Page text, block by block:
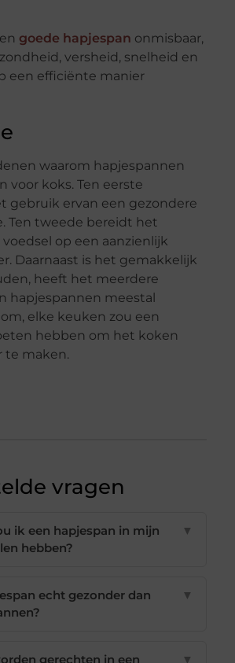
goede hapjespan onmisbaar,
versheid, snelheid en
een efficiënte manier
waarom hapjespannen
voor koks. Ten eerste
gebruik ervan een gezondere
Ten tweede bereidt het
op een aanzienlijk
Daarnaast is het gemakkelijk
heeft het meerdere
hapjespannen meestal
elke keuken zou een
hebben om het koken
te maken.
vragen
ik een hapjespan in mijn
hebben?
▼
echt gezonder dan
▼
gerechten in een ▼